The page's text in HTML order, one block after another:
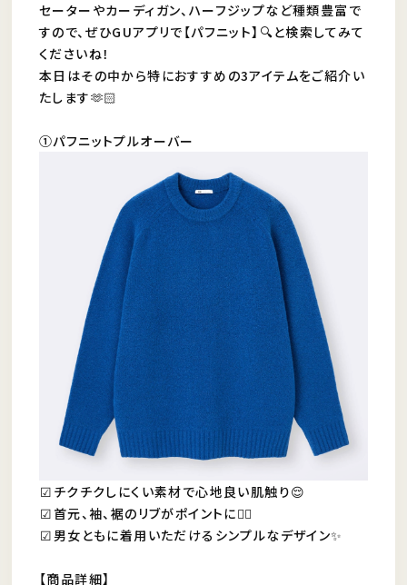
セーターやカーディガン、ハーフジップなど種類豊富で
すので、ぜひGUアプリで【パフニット】🔍と検索してみて
くださいね！
本日はその中から特におすすめの3アイテムをご紹介い
たします🫶🏻
①パフニットプルオーバー
︎︎︎︎☑︎チクチクしにくい素材で心地良い肌触り😌
︎︎︎︎︎︎☑︎首元、袖、裾のリブがポイントに👍🏻
︎︎︎︎☑︎男女ともに着用いただけるシンプルなデザイン✨
【商品詳細】